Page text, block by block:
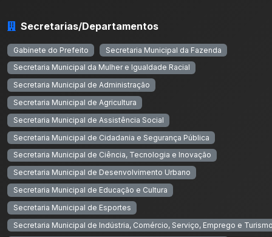
Secretarias/Departamentos
Gabinete do Prefeito
Secretaria Municipal da Fazenda
Secretaria Municipal da Mulher e Igualdade Racial
Secretaria Municipal de Administração
Secretaria Municipal de Agricultura
Secretaria Municipal de Assistência Social
Secretaria Municipal de Cidadania e Segurança Pública
Secretaria Municipal de Ciência, Tecnologia e Inovação
Secretaria Municipal de Desenvolvimento Urbano
Secretaria Municipal de Educação e Cultura
Secretaria Municipal de Esportes
Secretaria Municipal de Indústria, Comércio, Serviço, Emprego e